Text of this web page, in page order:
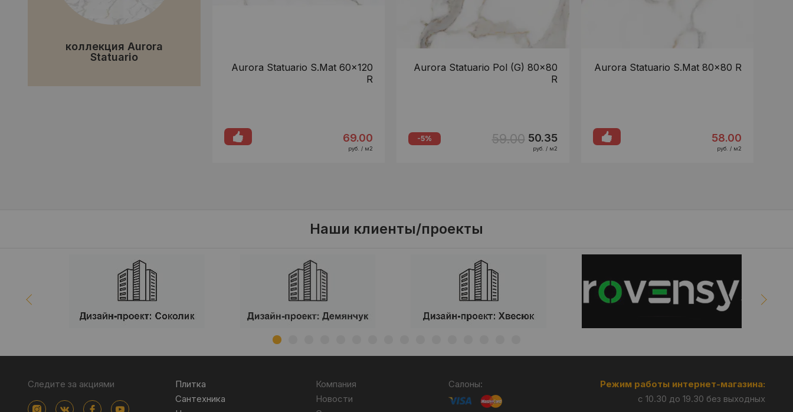
коллекция Aurora
Statuario
Aurora Statuario S.Mat 60x120
R
69.00
руб. / м2
Aurora Statuario Pol (G) 80x80
R
-5% 59.00 50.35
руб. / м2
Aurora Statuario S.Mat 80x80 R
58.00
руб. / м2
Наши клиенты/проекты
Следите за акциями
Плитка
Сантехника
Компания
Новости
Салоны:
Режим работы интернет-магазина:
с 10.30 до 19.30 без выходных